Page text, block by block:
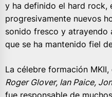
y ha definido el hard rock,
progresivamente nuevos
sonido fresco y atrayendo
que se ha mantenido fiel
La célebre formación
Roger Glover, Ian Paice,